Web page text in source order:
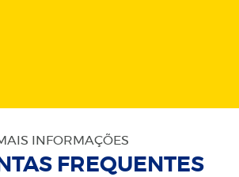
INFORMAÇÕES
FREQUENTES